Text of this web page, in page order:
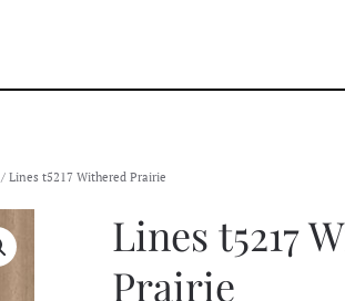
/ Lines t5217 Withered Prairie
Lines t5217
Prairie